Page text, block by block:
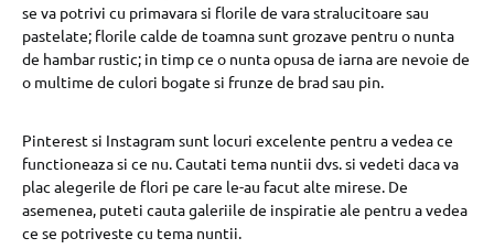
se va potrivi cu primavara si florile de vara stralucitoare sau
pastelate; florile calde de toamna sunt grozave pentru o nunta
de hambar rustic; in timp ce o nunta opusa de iarna are nevoie de
o multime de culori bogate si frunze de brad sau pin.
Pinterest si Instagram sunt locuri excelente pentru a vedea ce
functioneaza si ce nu. Cautati tema nuntii dvs. si vedeti daca va
plac alegerile de flori pe care le-au facut alte mirese. De
asemenea, puteti cauta galeriile de inspiratie ale pentru a vedea
ce se potriveste cu tema nuntii.